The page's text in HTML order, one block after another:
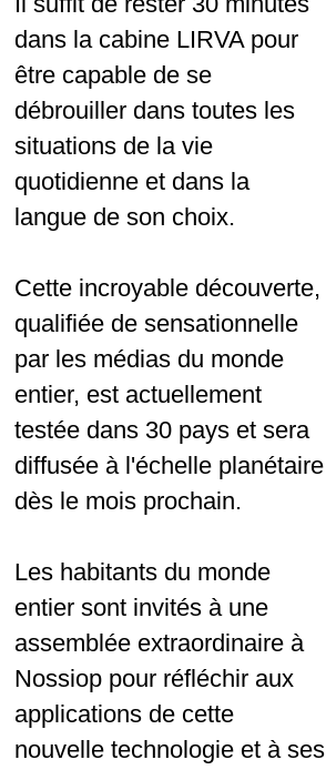
dans la cabine LIRVA pour
être capable de se
débrouiller dans toutes les
situations de la vie
quotidienne et dans la
langue de son choix.
Cette incroyable découverte,
qualifiée de sensationnelle
par les médias du monde
entier, est actuellement
testée dans 30 pays et sera
diffusée à l'échelle planétaire
dès le mois prochain.
Les habitants du monde
entier sont invités à une
assemblée extraordinaire à
Nossiop pour réfléchir aux
applications de cette
nouvelle technologie et à ses